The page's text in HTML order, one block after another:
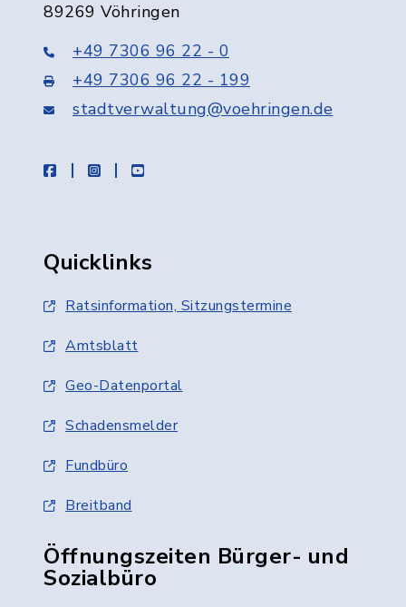
89269 Vöhringen
+49 7306 96 22 - 0
+49 7306 96 22 - 199
stadtverwaltung@voehringen.de
facebookinstagramyoutube
Quicklinks
Ratsinformation, Sitzungstermine
Amtsblatt
Geo-Datenportal
Schadensmelder
Fundbüro
Breitband
Öffnungszeiten Bürger- und
Sozialbüro